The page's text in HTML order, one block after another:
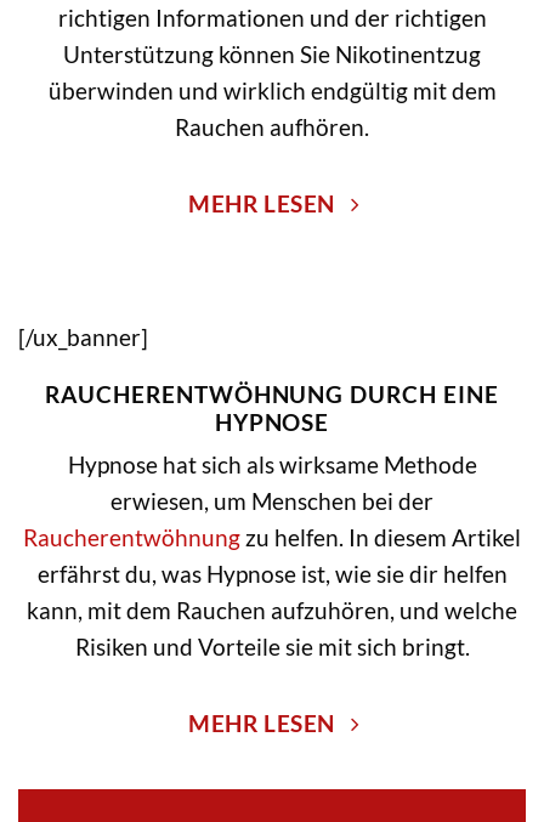
richtigen Informationen und der richtigen
Unterstützung können Sie Nikotinentzug
überwinden und wirklich endgültig mit dem
Rauchen aufhören.
MEHR LESEN
[/ux_banner]
RAUCHERENTWÖHNUNG DURCH EINE
HYPNOSE
Hypnose hat sich als wirksame Methode
erwiesen, um Menschen bei der
Raucherentwöhnung zu helfen. In diesem Artikel
erfährst du, was Hypnose ist, wie sie dir helfen
kann, mit dem Rauchen aufzuhören, und welche
Risiken und Vorteile sie mit sich bringt.
MEHR LESEN